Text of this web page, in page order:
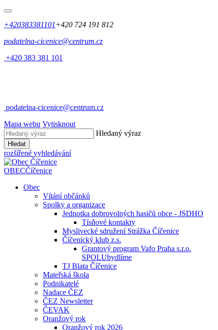
+420383381101+420 724 191 812
podatelna-cicenice@centrum.cz
+420 383 381 101
podatelna-cicenice@centrum.cz
Mapa webu Vytisknout
Hledaný výraz
Hledat
rozšířené vyhledávání
OBECČíčenice
Obec
Vítání občánků
Spolky a organizace
Jednotka dobrovolných hasičů obce - JSDHO
Tísňové kontakty
Myslivecké sdružení Strážka Číčenice
Číčenický klub z.s.
Grantový program Vafo Praha s.r.o.
SPOLUbydlíme
TJ Blata Číčenice
Mateřská škola
Podnikatelé
Nadace ČEZ
ČEZ Newsletter
ČEVAK
Oranžový rok
Oranžový rok 2026